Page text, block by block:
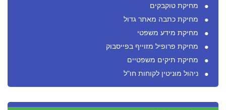
מחיקת טוקבקים
מחיקת כתבה מאתר גדול
מחיקת מידע משפטי
מחיקת פרופיל מזוייף בפייסבוק
מחיקת תיקים משפטיים
ניהול מוניטין לקוחות חו"ל